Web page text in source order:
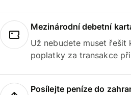
Mezinárodní debetní
Už nebudete muset řešit
poplatky za transakce
Posílejte peníze do